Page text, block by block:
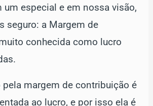
um especial e em nossa visão,
seguro: a Margem de
conhecida como lucro
margem de contribuição é
ao lucro, e por isso ela é